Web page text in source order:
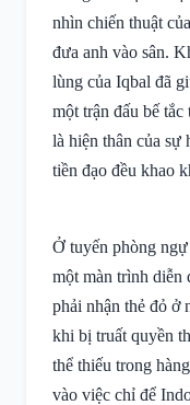
nhìn chiến thuật
đưa anh vào sân.
lùng của Iqbal đã
một trận đấu bế
là hiện thân của sự
tiền đạo đều khao
Ở tuyến phòng
một màn trình diễn
phải nhận thẻ đỏ ở
khi bị truất quyền
thể thiếu trong
vào việc chỉ để